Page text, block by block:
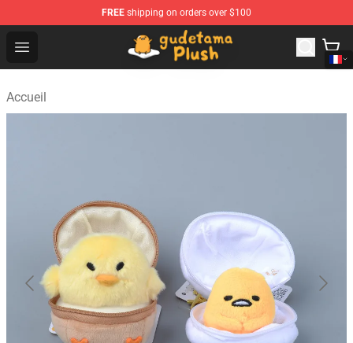
FREE shipping on orders over $100
Open menu
Gudetama Plush Shop - The Best Store of Gudetama
Accueil